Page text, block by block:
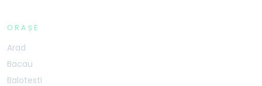
ORAȘE
Arad
Bacau
Balotesti